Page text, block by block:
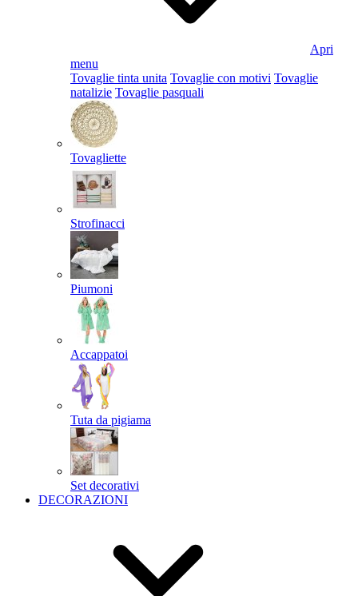
Apri
menu
Tovaglie tinta unita Tovaglie con motivi Tovaglie
natalizie Tovaglie pasquali
Tovagliette
Strofinacci
Piumoni
Accappatoi
Tuta da pigiama
Set decorativi
DECORAZIONI